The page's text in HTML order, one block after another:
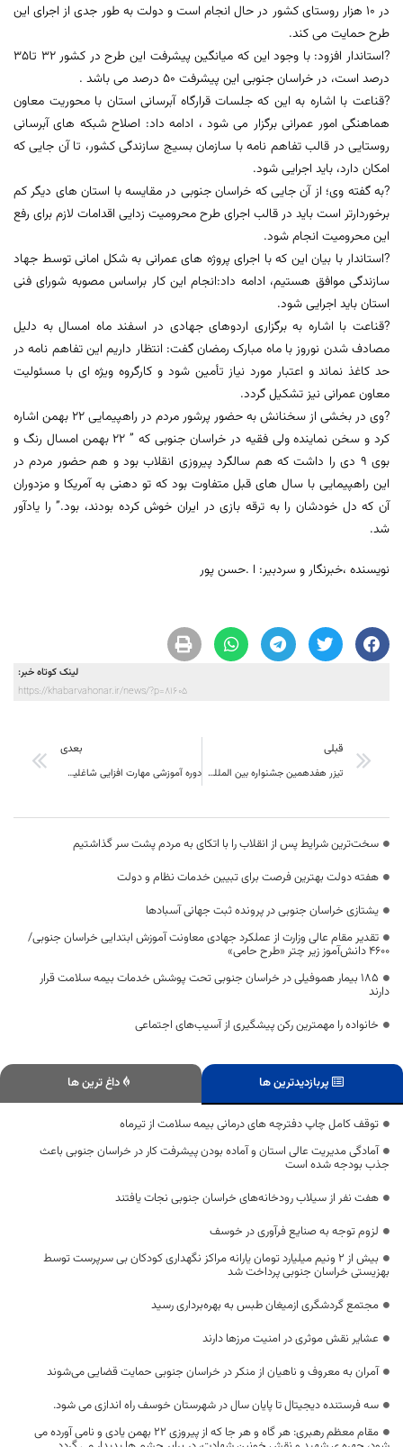
در 10 هزار روستای کشور در حال انجام است و دولت به طور جدی از اجرای این
طرح حمایت می کند.
?استاندار افزود: با وجود این که میانگین پیشرفت این طرح در کشور 32 تا35
درصد است، در خراسان جنوبی این پیشرفت 50 درصد می باشد .
?قناعت با اشاره به این که جلسات قرارگاه آبرسانی استان با محوریت معاون
هماهنگی امور عمرانی برگزار می شود ، ادامه داد: اصلاح شبکه های آبرسانی
روستایی در قالب تفاهم نامه با سازمان بسیج سازندگی کشور، تا آن جایی که
امکان دارد، باید اجرایی شود.
?به گفته وی؛ از آن جایی که خراسان جنوبی در مقایسه با استان های دیگر کم
برخوردارتر است باید در قالب اجرای طرح محرومیت زدایی اقدامات لازم برای رفع
این محرومیت انجام شود.
?استاندار با بیان این که با اجرای پروژه های عمرانی به شکل امانی توسط جهاد
سازندگی موافق هستیم، ادامه داد:انجام این کار براساس مصوبه شورای فنی
استان باید اجرایی شود.
?قناعت با اشاره به برگزاری اردوهای جهادی در اسفند ماه امسال به دلیل
مصادف شدن نوروز با ماه مبارک رمضان گفت: انتظار داریم این تفاهم نامه در
حد کاغذ نماند و اعتبار مورد نیاز تأمین شود و کارگروه ویژه ای با مسئولیت
معاون عمرانی نیز تشکیل گردد.
?وی در بخشی از سخنانش به حضور پرشور مردم در راهپیمایی 22 بهمن اشاره
کرد و سخن نماینده ولی فقیه در خراسان جنوبی که ” 22 بهمن امسال رنگ و
بوی 9 دی را داشت که هم سالگرد پیروزی انقلاب بود و هم حضور مردم در
این راهپیمایی با سال های قبل متفاوت بود که تو دهنی به آمریکا و مزدوران
آن که دل خودشان را به ترقه بازی در ایران خوش کرده بودند، بود.” را یادآور
شد.
نویسنده ،خبرنگار و سردبیر: ا .حسن پور
لینک کوتاه خبر:
https://khabarvahonar.ir/news/?p=81605
قبلی
تیزر هفدهمین جشنواره بین المللی فیلم مقاومت منتشر شد
بعدی
دوره آموزشی مهارت افزایی شاغلین صنعت چاپ در خراسان جنوب برگزار می شود
سخت‌ترین شرایط پس از انقلاب را با اتکای به مردم پشت سر گذاشتیم
هفته دولت بهترین فرصت برای تبیین خدمات نظام و دولت
یشتازی خراسان جنوبی در پرونده ثبت جهانی آسبادها
تقدیر مقام عالی وزارت از عملکرد جهادی معاونت آموزش ابتدایی خراسان جنوبی/
۴۶۰۰ دانش‌آموز زیر چتر «طرح حامی»
۱۸۵ بیمار هموفیلی در خراسان جنوبی تحت پوشش خدمات بیمه سلامت قرار
دارند
خانواده را مهمترین رکن پیشگیری از آسیب‌های اجتماعی
پربازدیدترین ها داغ ترین ها
توقف کامل چاپ دفترچه های درمانی بیمه سلامت از تیرماه
آمادگی مدیریت عالی استان و آماده بودن پیشرفت کار در خراسان جنوبی باعث
جذب بودجه شده است
هفت نفر از سیلاب رودخانه‌های خراسان جنوبی نجات یافتند
لزوم توجه به صنایع فرآوری در خوسف
بیش از ۲ ونیم میلیارد تومان یارانه مراکز نگهداری کودکان بی سرپرست توسط
بهزیستی خراسان جنوبی پرداخت شد
مجتمع گردشگری ازمیغان طبس به بهره‌برداری رسید
عشایر نقش موثری در امنیت مرزها دارند
آمران به معروف و ناهیان از منکر در خراسان جنوبی حمایت قضایی می‌شوند
سه فرستنده دیجیتال تا پایان سال در شهرستان خوسف راه اندازی می شود.
مقام معظم رهبری: هر گاه و هر جا که از پیروزی 22 بهمن یادی و نامی آورده می